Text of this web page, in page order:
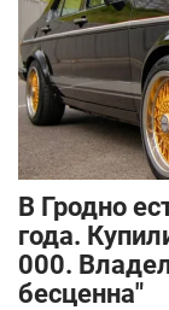
В Гродно
года.
000.
бесценна"